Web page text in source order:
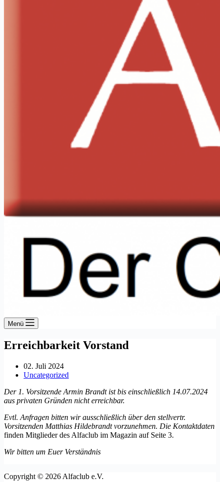
Menü
Erreichbarkeit Vorstand
02. Juli 2024
Uncategorized
Der 1. Vorsitzende Armin Brandt ist bis einschließlich 14.07.2024
aus privaten Gründen nicht erreichbar.
Evtl. Anfragen bitten wir ausschließlich über den stellvertr.
Vorsitzenden Matthias Hildebrandt vorzunehmen. Die Kontaktdaten
finden Mitglieder des Alfaclub im Magazin auf Seite 3.
Wir bitten um Euer Verständnis
Copyright © 2026 Alfaclub e.V.